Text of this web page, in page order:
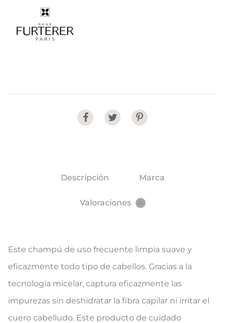
Share
Descripción Marca
Valoraciones
Este champú de uso frecuente limpia suave y
eficazmente todo tipo de cabellos. Gracias a la
tecnología micelar, captura eficazmente las
impurezas sin deshidratar la fibra capilar ni irritar el
cuero cabelludo. Este producto de cuidado